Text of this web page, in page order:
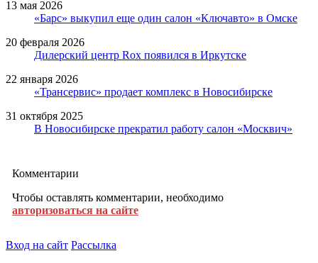
13 мая 2026
«Барс» выкупил еще один салон «Ключавто» в Омске
20 февраля 2026
Дилерский центр Rox появился в Иркутске
22 января 2026
«Трансервис» продает комплекс в Новосибирске
31 октября 2025
В Новосибирске прекратил работу салон «Москвич»
Комментарии
Чтобы оставлять комментарии, необходимо
авторизоваться на сайте
Вход на сайт Рассылка